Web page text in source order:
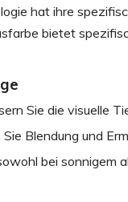
hat ihre
bietet
Sie die visuelle
Blendung und
bei sonnigem